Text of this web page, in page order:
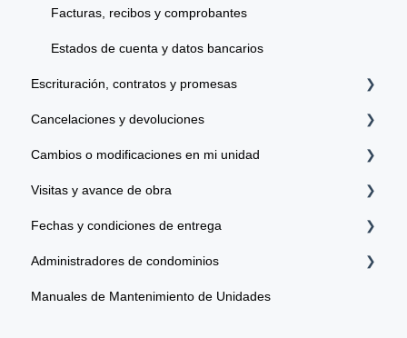
Facturas, recibos y comprobantes
Estados de cuenta y datos bancarios
Escrituración, contratos y promesas
Datos personales
Escrituración
Modificaciones de contrato
Cancelaciones y devoluciones
Terminación anticipada de contrato
Cambios o modificaciones en mi unidad
Modificaciones y cambios en unidades
Visitas y avance de obra
Visitas a la obra: ¿Qué se necesita y cómo se agenda?
Avance de obra
Fechas y condiciones de entrega
Proceso de entrega de lotes y unidades
Administradores de condominios
Reglamentos y administradores de condominios
Manuales de Mantenimiento de Unidades